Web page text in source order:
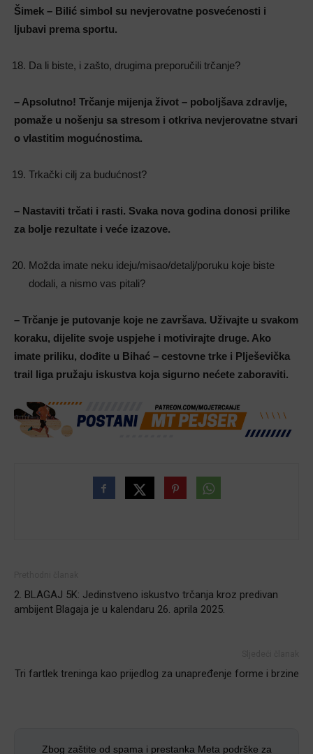
Šimek – Bilić simbol su nevjerovatne posvećenosti i
ljubavi prema sportu.
Da li biste, i zašto, drugima preporučili trčanje?
– Apsolutno! Trčanje mijenja život – poboljšava zdravlje,
pomaže u nošenju sa stresom i otkriva nevjerovatne stvari
o vlastitim mogućnostima.
Trkački cilj za budućnost?
– Nastaviti trčati i rasti. Svaka nova godina donosi prilike
za bolje rezultate i veće izazove.
Možda imate neku ideju/misao/detalj/poruku koje biste
dodali, a nismo vas pitali?
– Trčanje je putovanje koje ne završava. Uživajte u svakom
koraku, dijelite svoje uspjehe i motivirajte druge. Ako
imate priliku, dođite u Bihać – cestovne trke i Plješevička
trail liga pružaju iskustva koja sigurno nećete zaboraviti.
2. BLAGAJ 5K: Jedinstveno iskustvo trčanja kroz predivan
ambijent Blagaja je u kalendaru 26. aprila 2025.
Tri fartlek treninga kao prijedlog za unapređenje forme i brzine
Zbog zaštite od spama i prestanka Meta podrške za